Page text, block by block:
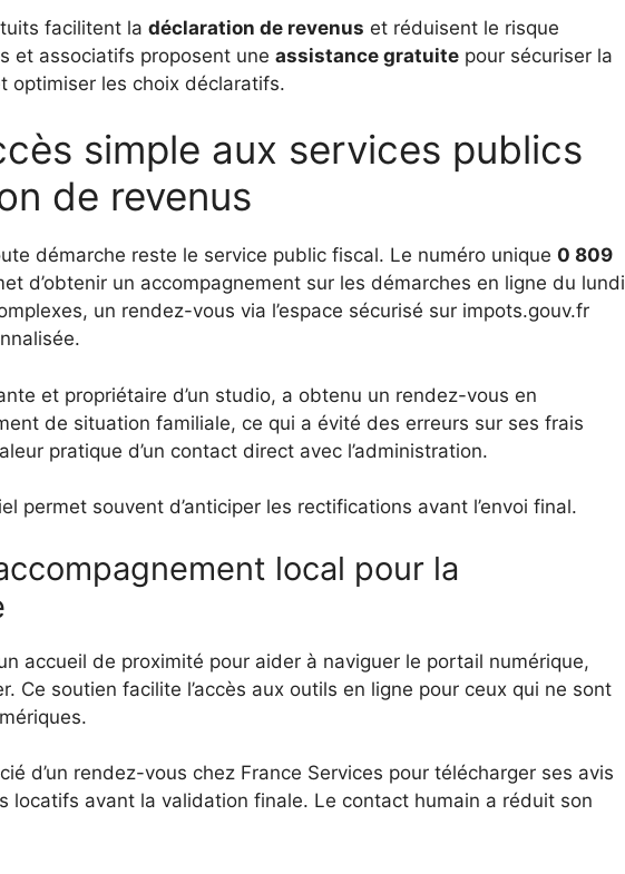
facilitent la déclaration de revenus et réduisent le risque
et associatifs proposent une assistance gratuite pour sécuriser la
optimiser les choix déclaratifs.
simple aux services publics
de revenus
démarche reste le service public fiscal. Le numéro unique 0 809
d’obtenir un accompagnement sur les démarches en ligne du lundi
un rendez-vous via l’espace sécurisé sur impots.gouv.fr
et propriétaire d’un studio, a obtenu un rendez-vous en
de situation familiale, ce qui a évité des erreurs sur ses frais
pratique d’un contact direct avec l’administration.
permet souvent d’anticiper les rectifications avant l’envoi final.
local pour la
accueil de proximité pour aider à naviguer le portail numérique,
Ce soutien facilite l’accès aux outils en ligne pour ceux qui ne sont
d’un rendez-vous chez France Services pour télécharger ses avis
locatifs avant la validation finale. Le contact humain a réduit son